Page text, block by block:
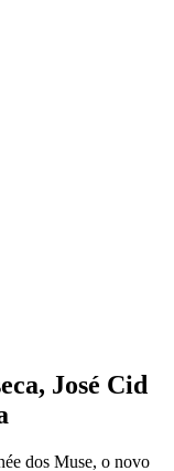
José Cid
dos Muse, o novo